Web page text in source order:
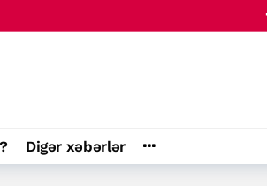
Digər xəbərlər